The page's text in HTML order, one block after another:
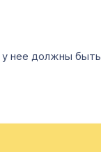
у нее должны быть